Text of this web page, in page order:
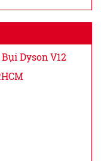
Dyson V12